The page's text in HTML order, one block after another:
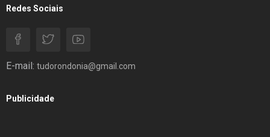
Redes Sociais
E-mail: tudorondonia@gmail.com
Publicidade